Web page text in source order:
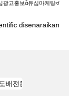
고홍보ἆ유심마케팅≉
disenaraikan